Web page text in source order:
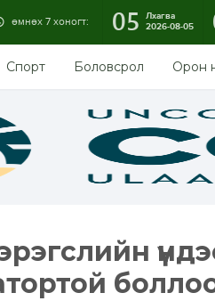
өмнөх 7 хоногт: 05
Лхагва
2026-08-05
Спорт Боловсрол Орон